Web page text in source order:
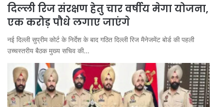
दिल्ली रिज संरक्षण हेतु चार वर्षीय मेगा योजना,
एक करोड़ पौधे लगाए जाएंगे
नई दिल्ली सुप्रीम कोर्ट के निर्देश के बाद गठित दिल्ली रिज मैनेजमेंट बोर्ड की पहली
उच्चस्तरीय बैठक मुख्य सचिव की…